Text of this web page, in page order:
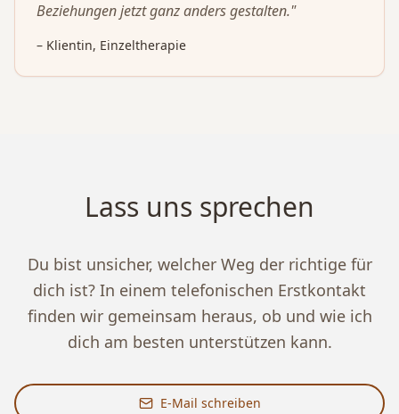
Beziehungen jetzt ganz anders gestalten."
– Klientin, Einzeltherapie
Lass uns sprechen
Du bist unsicher, welcher Weg der richtige für
dich ist? In einem telefonischen Erstkontakt
finden wir gemeinsam heraus, ob und wie ich
dich am besten unterstützen kann.
E-Mail schreiben